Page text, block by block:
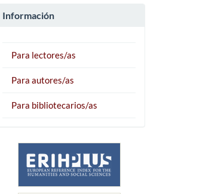
Información
Para lectores/as
Para autores/as
Para bibliotecarios/as